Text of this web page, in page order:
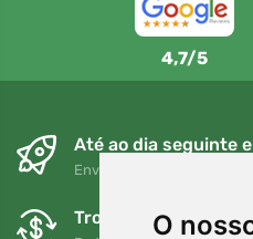
O
4,7/5
Até ao dia seguinte
Envio gratuito para
Trocas e